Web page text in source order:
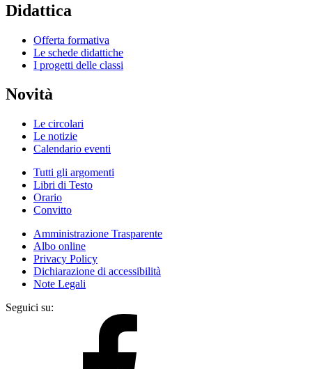
Didattica
Offerta formativa
Le schede didattiche
I progetti delle classi
Novità
Le circolari
Le notizie
Calendario eventi
Tutti gli argomenti
Libri di Testo
Orario
Convitto
Amministrazione Trasparente
Albo online
Privacy Policy
Dichiarazione di accessibilità
Note Legali
Seguici su: